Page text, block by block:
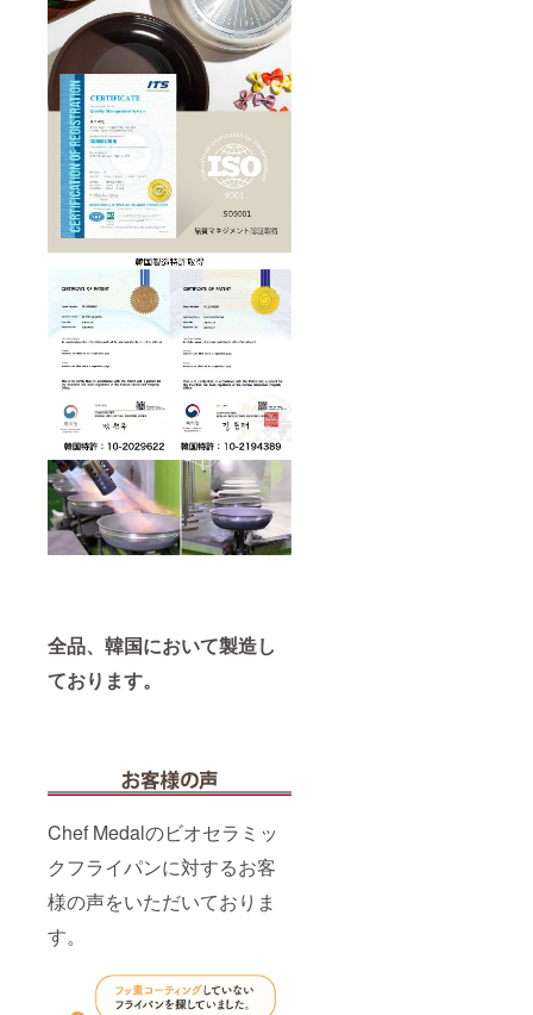
全品、韓国において製造し
ております。
Chef Medalのビオセラミッ
クフライパンに対するお客
様の声をいただいておりま
す。